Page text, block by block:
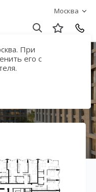
Москва
При
его с
дом